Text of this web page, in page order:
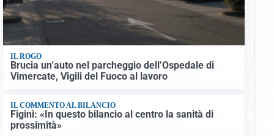
IL ROGO
Brucia un’auto nel parcheggio dell’Ospedale di
Vimercate, Vigili del Fuoco al lavoro
IL COMMENTO AL BILANCIO
Figini: «In questo bilancio al centro la sanità di
prossimità»